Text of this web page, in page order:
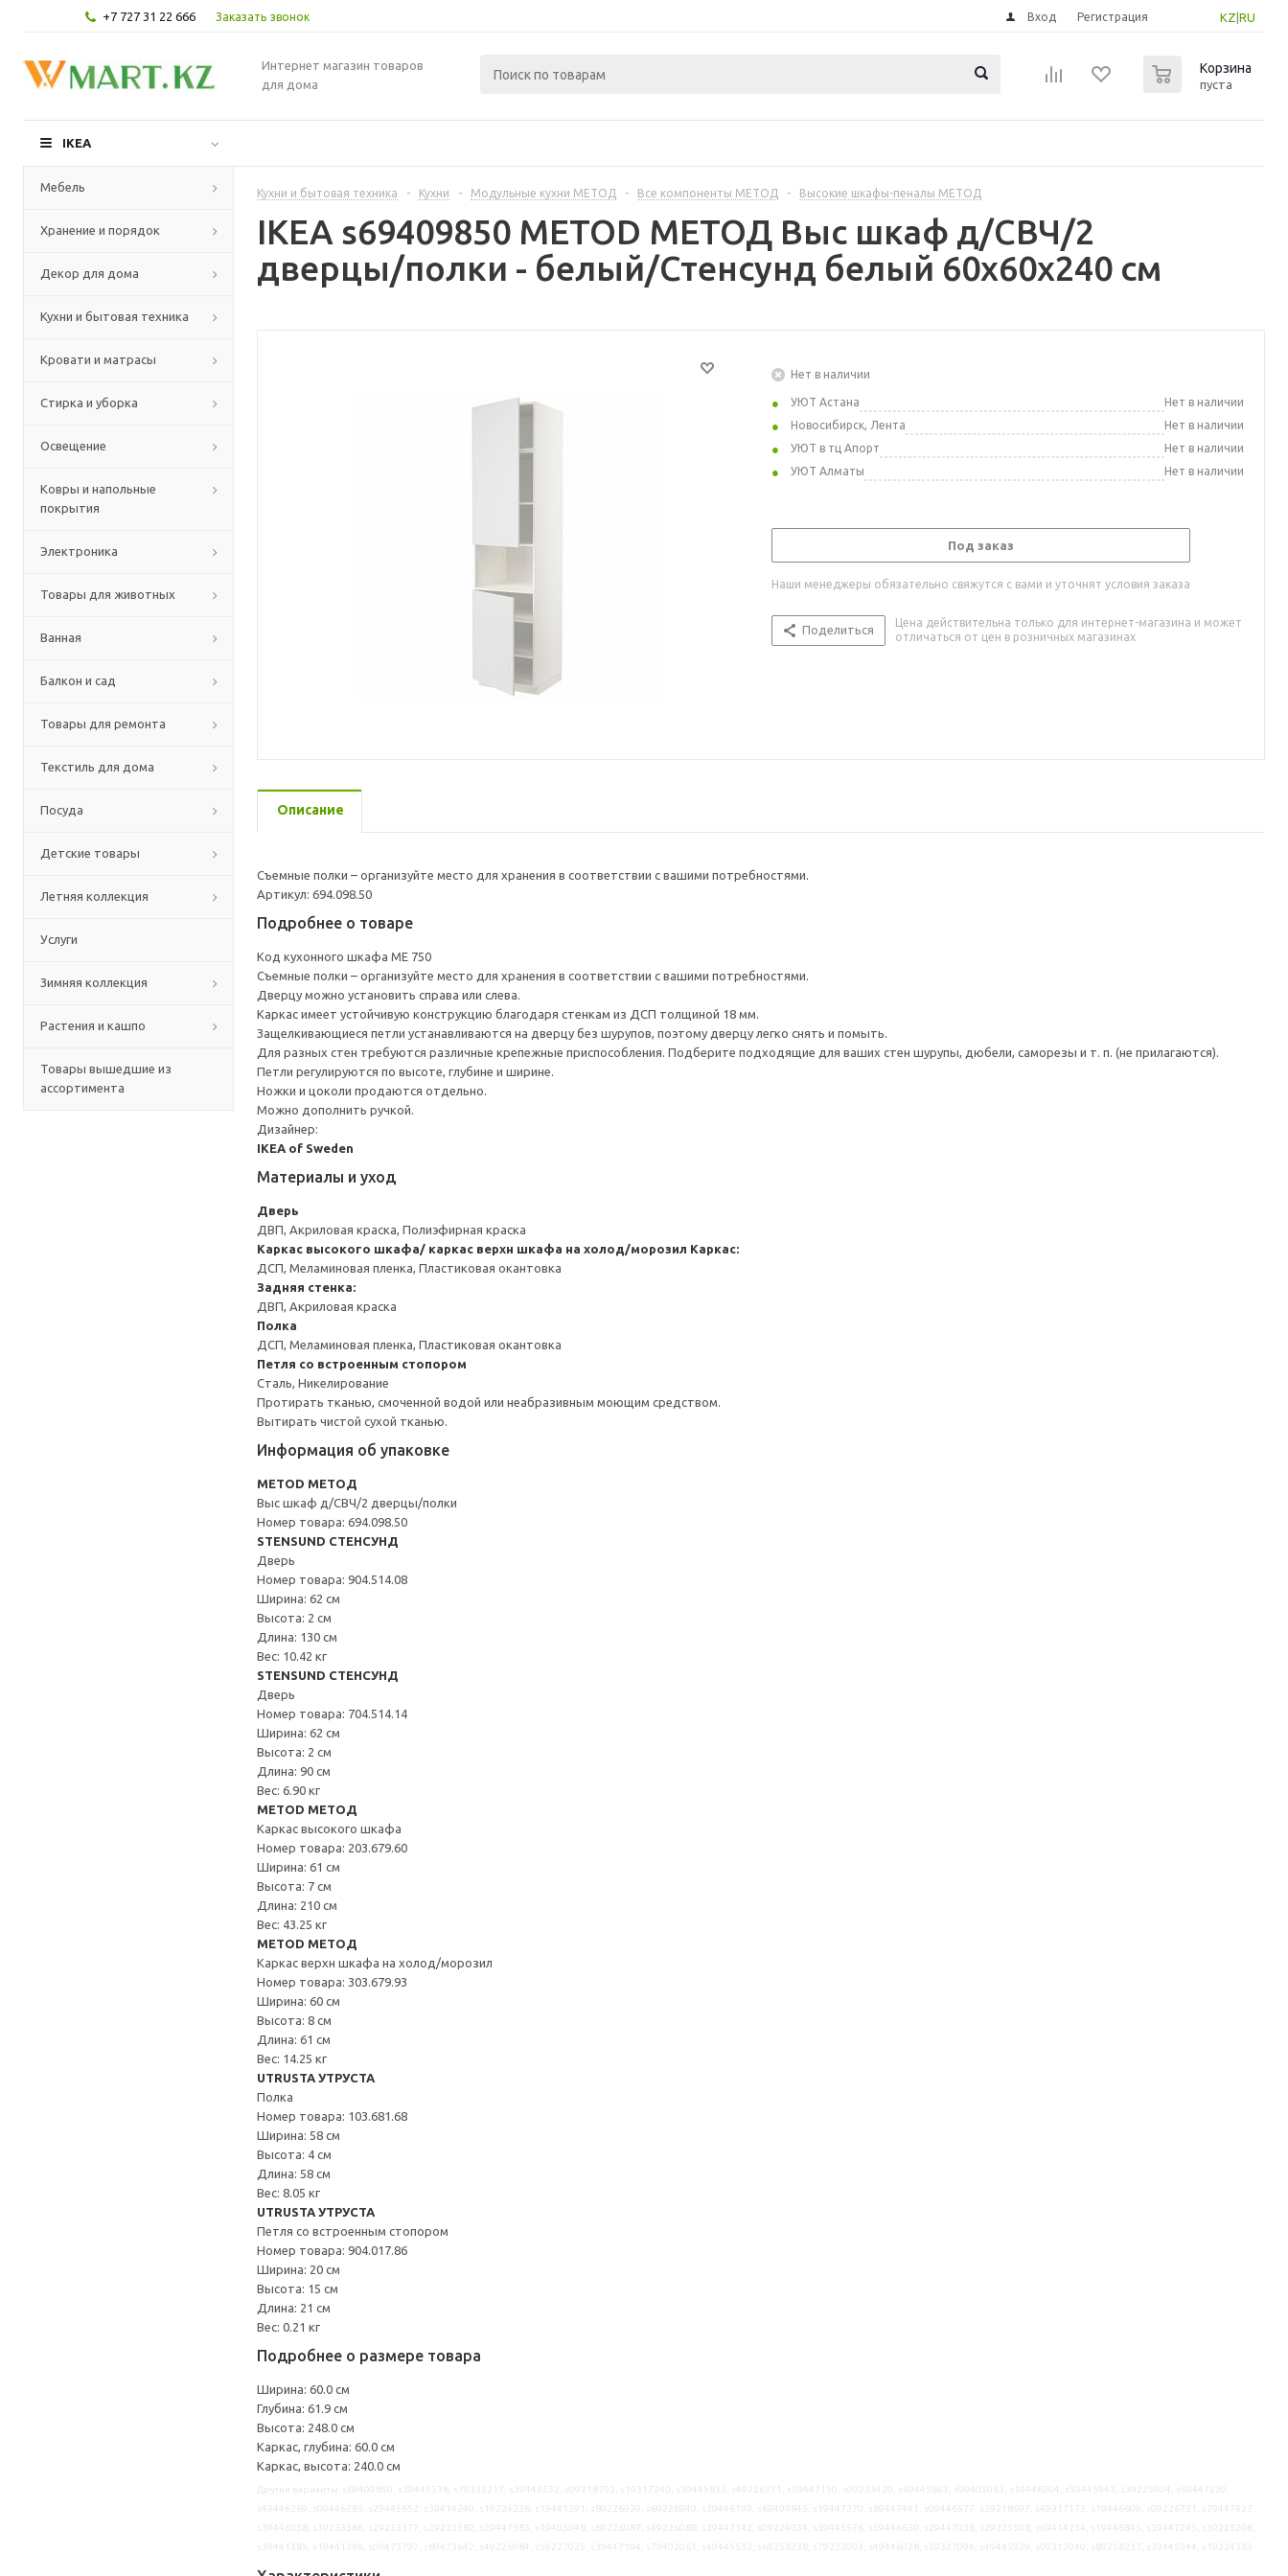
+7 727 31 22 666 Заказать звонок KZ RU
Вход Регистрация
Интернет магазин товаров
для дома
Корзина
пуста
IKEA
Мебель
Хранение и порядок
Декор для дома
Кухни и бытовая техника
Кровати и матрасы
Стирка и уборка
Освещение
Ковры и напольные
покрытия
Электроника
Товары для животных
Ванная
Балкон и сад
Товары для ремонта
Текстиль для дома
Посуда
Детские товары
Летняя коллекция
Услуги
Зимняя коллекция
Растения и кашпо
Товары вышедшие из
ассортимента
Кухни и бытовая техника - Кухни - Модульные кухни МЕТОД - Все компоненты МЕТОД - Высокие шкафы-пеналы МЕТОД
IKEA s69409850 METOD МЕТОД Выс шкаф д/СВЧ/2
дверцы/полки - белый/Стенсунд белый 60x60x240 см
Нет в наличии
УЮТ Астана
Нет в наличии
Новосибирск, Лента
Нет в наличии
УЮТ в тц Апорт
Нет в наличии
УЮТ Алматы
Нет в наличии
Под заказ
Наши менеджеры обязательно свяжутся с вами и уточнят условия заказа
Поделиться
Цена действительна только для интернет-магазина и может
отличаться от цен в розничных магазинах
Описание
Съемные полки – организуйте место для хранения в соответствии с вашими потребностями.
Артикул: 694.098.50
Подробнее о товаре
Код кухонного шкафа ME 750
Съемные полки – организуйте место для хранения в соответствии с вашими потребностями.
Дверцу можно установить справа или слева.
Каркас имеет устойчивую конструкцию благодаря стенкам из ДСП толщиной 18 мм.
Защелкивающиеся петли устанавливаются на дверцу без шурупов, поэтому дверцу легко снять и помыть.
Для разных стен требуются различные крепежные приспособления. Подберите подходящие для ваших стен шурупы, дюбели, саморезы и т. п. (не прилагаются).
Петли регулируются по высоте, глубине и ширине.
Ножки и цоколи продаются отдельно.
Можно дополнить ручкой.
Дизайнер:
IKEA of Sweden
Материалы и уход
Дверь
ДВП, Акриловая краска, Полиэфирная краска
Каркас высокого шкафа/ каркас верхн шкафа на холод/морозил Каркас:
ДСП, Меламиновая пленка, Пластиковая окантовка
Задняя стенка:
ДВП, Акриловая краска
Полка
ДСП, Меламиновая пленка, Пластиковая окантовка
Петля со встроенным стопором
Сталь, Никелирование
Протирать тканью, смоченной водой или неабразивным моющим средством.
Вытирать чистой сухой тканью.
Информация об упаковке
METOD МЕТОД
Выс шкаф д/СВЧ/2 дверцы/полки
Номер товара: 694.098.50
STENSUND СТЕНСУНД
Дверь
Номер товара: 904.514.08
Ширина: 62 см
Высота: 2 см
Длина: 130 см
Вес: 10.42 кг
STENSUND СТЕНСУНД
Дверь
Номер товара: 704.514.14
Ширина: 62 см
Высота: 2 см
Длина: 90 см
Вес: 6.90 кг
METOD МЕТОД
Каркас высокого шкафа
Номер товара: 203.679.60
Ширина: 61 см
Высота: 7 см
Длина: 210 см
Вес: 43.25 кг
METOD МЕТОД
Каркас верхн шкафа на холод/морозил
Номер товара: 303.679.93
Ширина: 60 см
Высота: 8 см
Длина: 61 см
Вес: 14.25 кг
UTRUSTA УТРУСТА
Полка
Номер товара: 103.681.68
Ширина: 58 см
Высота: 4 см
Длина: 58 см
Вес: 8.05 кг
UTRUSTA УТРУСТА
Петля со встроенным стопором
Номер товара: 904.017.86
Ширина: 20 см
Высота: 15 см
Длина: 21 см
Вес: 0.21 кг
Подробнее о размере товара
Ширина: 60.0 см
Глубина: 61.9 см
Высота: 248.0 см
Каркас, глубина: 60.0 см
Каркас, высота: 240.0 см